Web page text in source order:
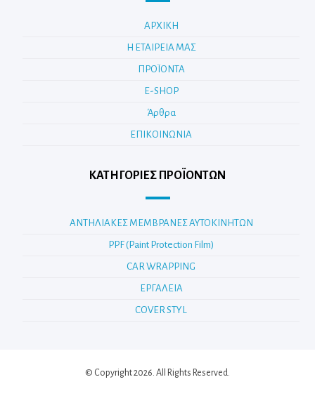
ΑΡΧΙΚΗ
Η ΕΤΑΙΡΕΙΑ ΜΑΣ
ΠΡΟΪΟΝΤΑ
E-SHOP
Άρθρα
ΕΠΙΚΟΙΝΩΝΙΑ
ΚΑΤΗΓΟΡΊΕΣ ΠΡΟΪΌΝΤΩΝ
ΑΝΤΗΛΙΑΚΕΣ ΜΕΜΒΡΑΝΕΣ ΑΥΤΟΚΙΝΗΤΩΝ
PPF (Paint Protection Film)
CAR WRAPPING
ΕΡΓΑΛΕΙΑ
COVER STYL
© Copyright 2026. All Rights Reserved.